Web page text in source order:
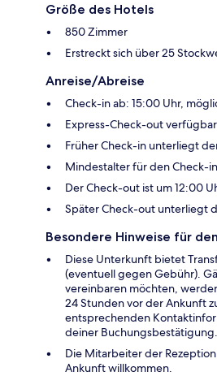
Größe des Hotels
850 Zimmer
Erstreckt sich über 25
Anreise/Abreise
Check-in ab: 15:00 Uhr,
Express-Check-out verfügbar
Früher Check-in unterliegt
Mindestalter für den Check-
Der Check-out ist um 12:00
Später Check-out unterliegt
Besondere Hinweise für
Diese Unterkunft bietet
(eventuell gegen Gebühr).
vereinbaren möchten,
24 Stunden vor der Ankunft
entsprechenden
deiner Buchungsbestätigung.
Die Mitarbeiter der
Ankunft willkommen.